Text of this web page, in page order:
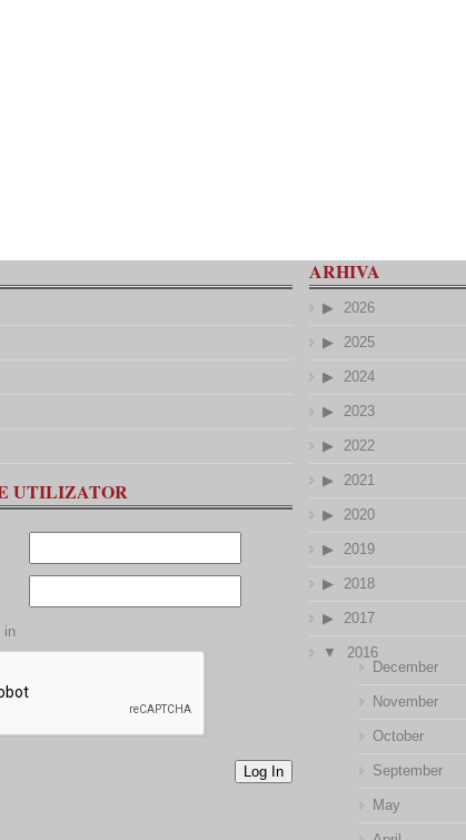
UTILIZATOR
in
Log In
ARHIVA
2026
2025
2024
2023
2022
2021
2020
2019
2018
2017
2016
December
November
October
September
May